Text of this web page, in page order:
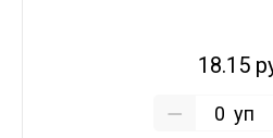
18.15
уп